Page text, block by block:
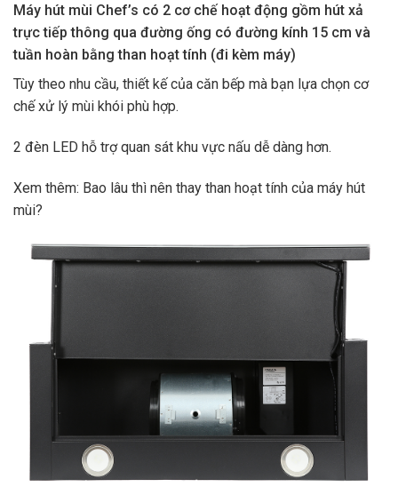
Máy hút mùi Chef’s có 2 cơ chế hoạt động gồm hút xả
trực tiếp thông qua đường ống có đường kính 15 cm và
tuần hoàn bằng than hoạt tính (đi kèm máy)
Tùy theo nhu cầu, thiết kế của căn bếp mà bạn lựa chọn cơ
chế xử lý mùi khói phù hợp.
2 đèn LED hỗ trợ quan sát khu vực nấu dễ dàng hơn.
Xem thêm: Bao lâu thì nên thay than hoạt tính của máy hút
mùi?